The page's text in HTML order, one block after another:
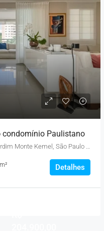
condomínio Paulistano
Rua David Ben Gurion, 955 - Jardim Monte Kemel, São Paulo - SP, Brasil
m²
Detalhes